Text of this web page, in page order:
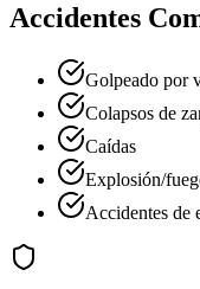
Accidentes
Golpeado por
Colapsos de
Caídas
Explosión/
Accidentes de